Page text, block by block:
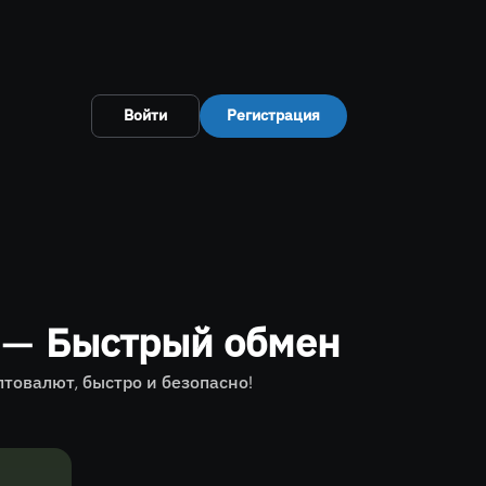
Войти Регистрация
— Быстрый обмен
быстро и безопасно!